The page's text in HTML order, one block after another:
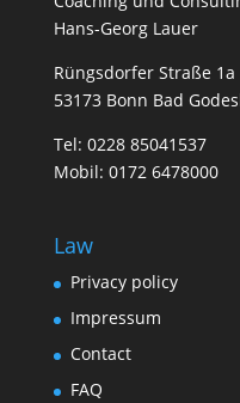
Hans-Georg Lauer
Rüngsdorfer Straße 1a
53173 Bonn Bad
Tel: 0228 85041537
Mobil: 0172 6478000
Law
Privacy policy
Impressum
Contact
FAQ